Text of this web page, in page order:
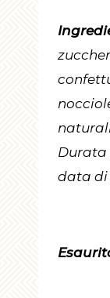
Durata
data di